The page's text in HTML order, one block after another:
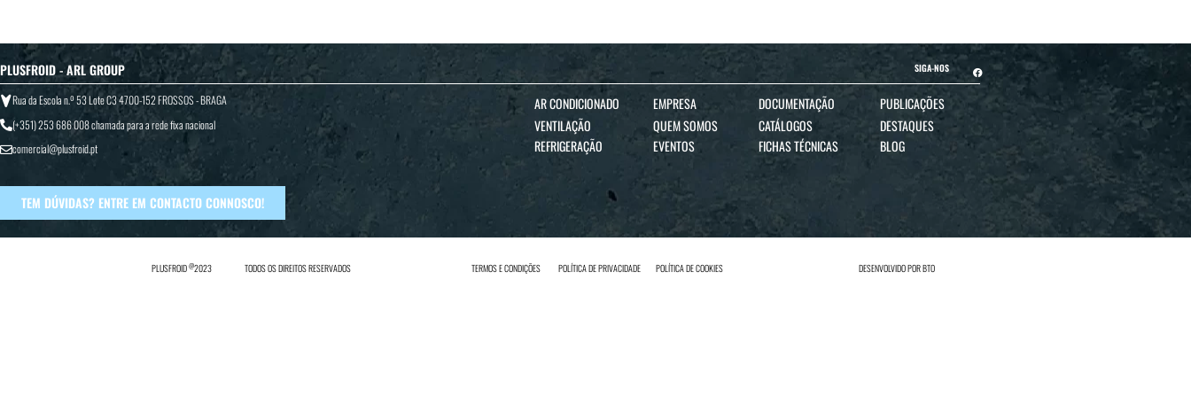
PLUSFROID - ARL GROUP SIGA-NOS
Rua da Escola n.º 53 Lote C3 4700-152 FROSSOS - BRAGA
(+351) 253 686 008chamada para a rede fixa nacional
comercial@plusfroid.pt
AR CONDICIONADO
VENTILAÇÃO
REFRIGERAÇÃO
EMPRESA
QUEM SOMOS
EVENTOS
DOCUMENTAÇÃO
CATÁLOGOS
FICHAS TÉCNICAS
PUBLICAÇÕES
DESTAQUES
BLOG
TEM DÚVIDAS? ENTRE EM CONTACTO CONNOSCO!
PLUSFROID@2023 TODOS OS DIREITOS RESERVADOS TERMOS E CONDIÇÕES POLÍTICA DE PRIVACIDADE POLÍTICA DE COOKIES DESENVOLVIDO PORBTO